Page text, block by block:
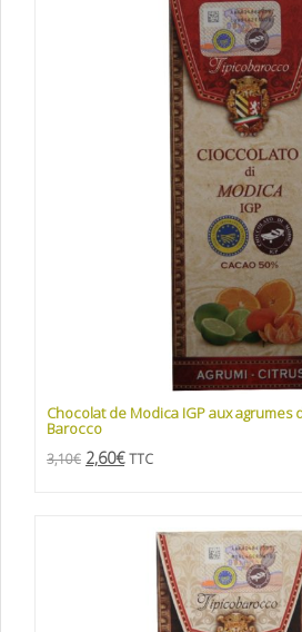
Chocolat de Modica IGP aux agrumes
Barocco
3,10€ 2,60€ TTC